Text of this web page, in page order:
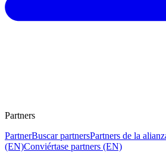
Partners
PartnerBuscar partnersPartners de la
(EN)Conviértase partners (EN)